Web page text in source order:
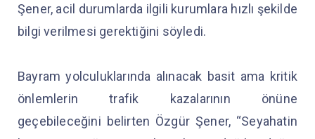
Şener, acil durumlarda ilgili kurumlara hızlı şekilde
bilgi verilmesi gerektiğini söyledi.
Bayram yolculuklarında alınacak basit ama kritik
önlemlerin trafik kazalarının önüne
geçebileceğini belirten Özgür Şener, “Seyahatin